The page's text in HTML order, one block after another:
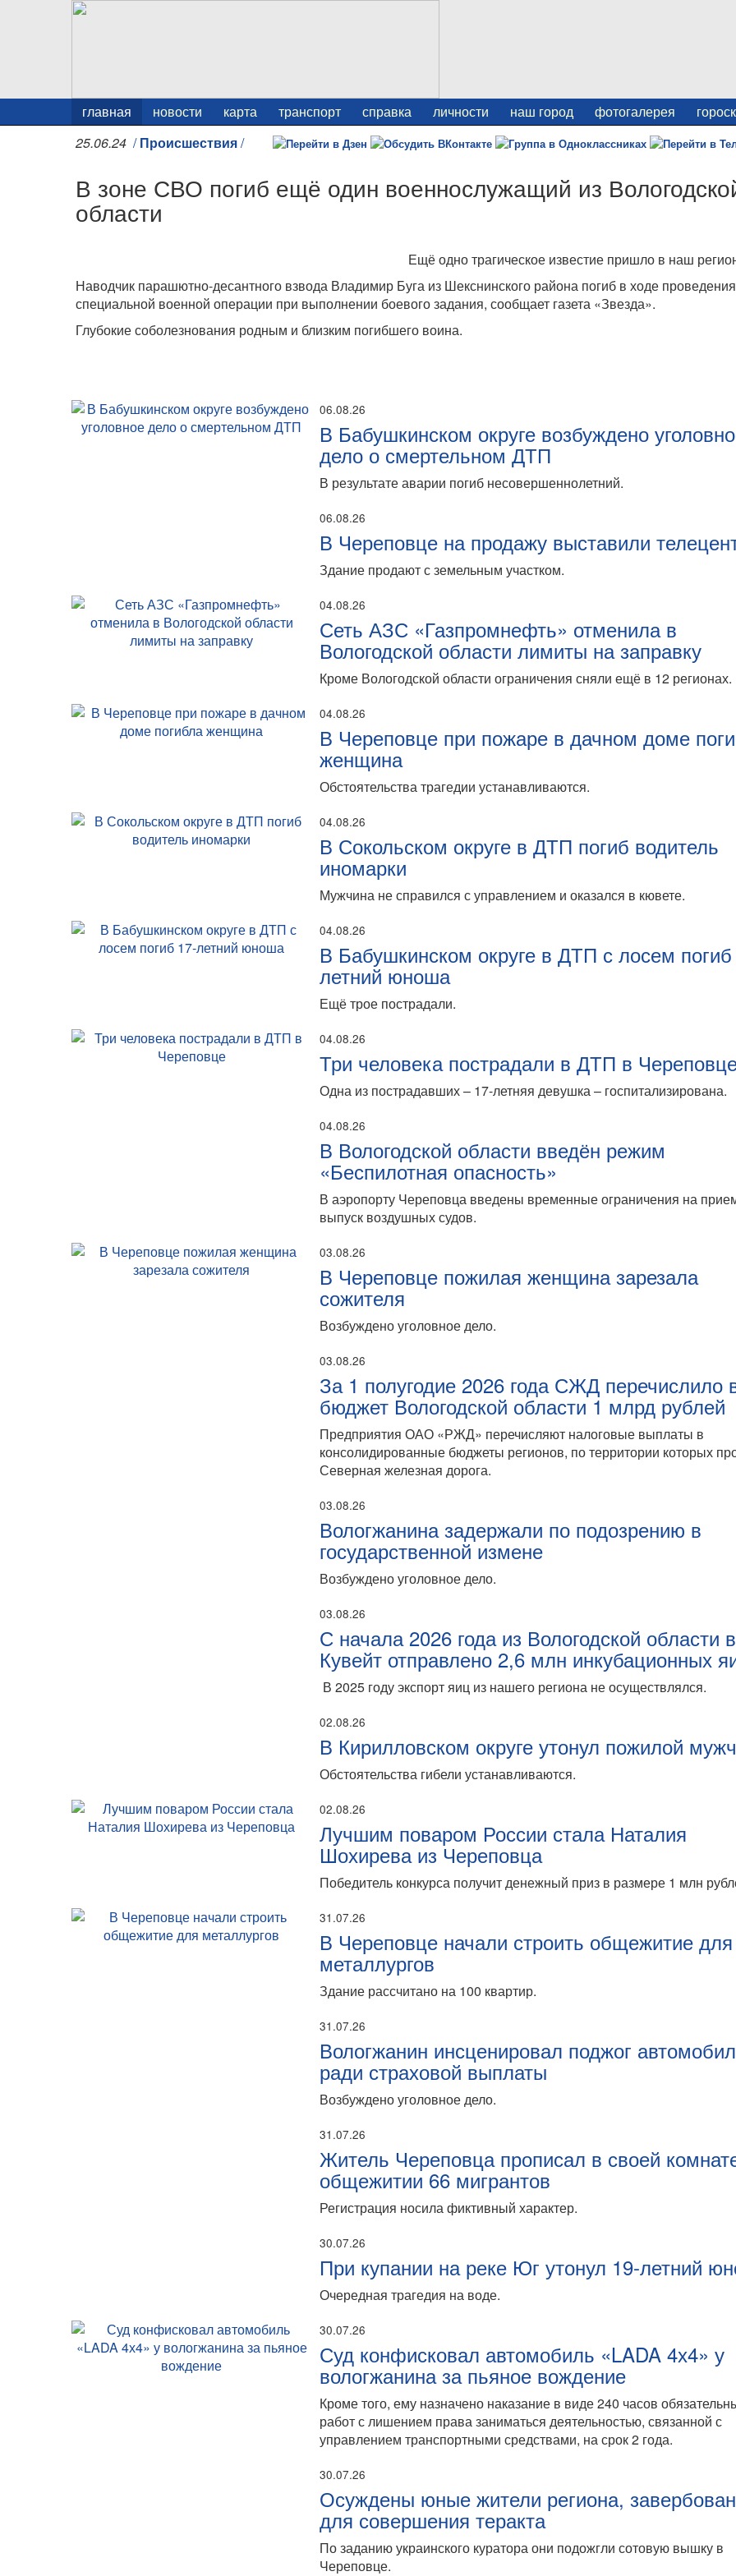
главная новости карта транспорт справка личности наш город фотогалерея
25.06.24 /Происшествия/
В зоне СВО погиб ещё один военнослужащий из
области
Ещё одно трагическое известие пришло в наш
Наводчик парашютно-десантного взвода Владимир Буга из Шекснинского района погиб в ходе проведения
специальной военной операции при выполнении боевого задания, сообщает газета «Звезда».
Глубокие соболезнования родным и близким погибшего воина.
06.08.26
В Бабушкинском округе возбуждено
дело о смертельном ДТП
В результате аварии погиб несовершеннолетний.
06.08.26
В Череповце на продажу выставили
Здание продают с земельным участком.
04.08.26
Сеть АЗС «Газпромнефть» отменила в
Вологодской области лимиты на заправку
Кроме Вологодской области ограничения сняли ещё в 12 регионах.
04.08.26
В Череповце при пожаре в дачном доме
женщина
Обстоятельства трагедии устанавливаются.
04.08.26
В Сокольском округе в ДТП погиб водитель
иномарки
Мужчина не справился с управлением и оказался в кювете.
04.08.26
В Бабушкинском округе в ДТП с лосем
летний юноша
Ещё трое пострадали.
04.08.26
Три человека пострадали в ДТП в
Одна из пострадавших – 17-летняя девушка – госпитализирована.
04.08.26
В Вологодской области введён режим
«Беспилотная опасность»
В аэропорту Череповца введены временные ограничения на
выпуск воздушных судов.
03.08.26
В Череповце пожилая женщина зарезала
сожителя
Возбуждено уголовное дело.
03.08.26
За 1 полугодие 2026 года СЖД перечислило
бюджет Вологодской области 1 млрд рублей
Предприятия ОАО «РЖД» перечисляют налоговые выплаты в
консолидированные бюджеты регионов, по территории которых
Северная железная дорога.
03.08.26
Вологжанина задержали по подозрению в
государственной измене
Возбуждено уголовное дело.
03.08.26
С начала 2026 года из Вологодской области в
Кувейт отправлено 2,6 млн инкубационных
В 2025 году экспорт яиц из нашего региона не осуществлялся.
02.08.26
В Кирилловском округе утонул пожилой
Обстоятельства гибели устанавливаются.
02.08.26
Лучшим поваром России стала Наталия
Шохирева из Череповца
Победитель конкурса получит денежный приз в размере 1 млн
31.07.26
В Череповце начали строить общежитие для
металлургов
Здание рассчитано на 100 квартир.
31.07.26
Вологжанин инсценировал поджог
ради страховой выплаты
Возбуждено уголовное дело.
31.07.26
Житель Череповца прописал в своей
общежитии 66 мигрантов
Регистрация носила фиктивный характер.
30.07.26
При купании на реке Юг утонул 19-летний
Очередная трагедия на воде.
30.07.26
Суд конфисковал автомобиль «LADA 4х4» у
вологжанина за пьяное вождение
Кроме того, ему назначено наказание в виде 240 часов
работ с лишением права заниматься деятельностью, связанной с
управлением транспортными средствами, на срок 2 года.
30.07.26
Осуждены юные жители региона,
для совершения теракта
По заданию украинского куратора они подожгли сотовую вышку в
Череповце.